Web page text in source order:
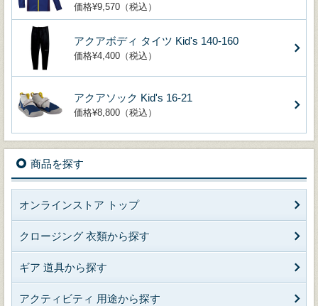
価格¥9,570（税込）
アクアボディ タイツ Kid's 140-160
価格¥4,400（税込）
アクアソック Kid's 16-21
価格¥8,800（税込）
商品を探す
オンラインストア トップ
クロージング 衣類から探す
ギア 道具から探す
アクティビティ 用途から探す